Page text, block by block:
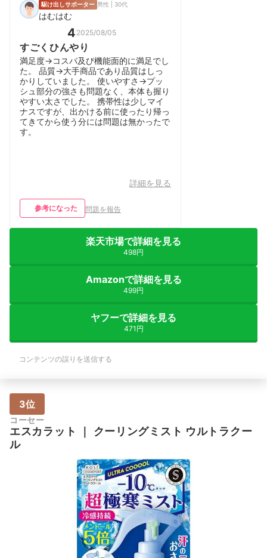
駆け出しサポーター 男性 | 30代
はむはむ
4 2025/08/05
すごくひんやり
満足度→コスパ及び機能面的に満足でし
た。 品質→大手商品であり品質はしっ
かりしていました。 使いやすさ→プッ
シュ部分の強さも問題なく、本体も握り
やすい太さでした。 携帯性は少しマイ
ナスですが、出かける前に使ったり帰っ
てきてから使う分には問題は無かったで
す。
詳細を見る
参考になった 問題を報告
楽天市場で詳細を見る
498円
Amazonで詳細を見る
499円
ヤフーで詳細を見る
471円
コンテンツの誤りを送信する
3位
コーセー
エスカラット
クーリングミスト ウルトラクー
ル